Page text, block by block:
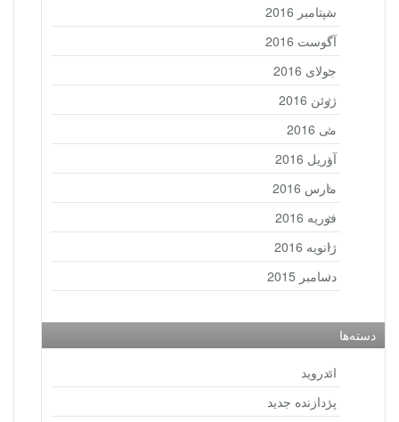
سپتامبر 2016
آگوست 2016
جولای 2016
ژوئن 2016
می 2016
آوریل 2016
مارس 2016
فوریه 2016
ژانویه 2016
دسامبر 2015
دسته‌ها
اندروید
پردازنده جدید